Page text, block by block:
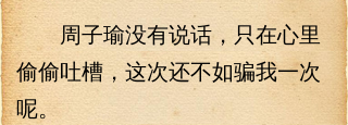
周子瑜没有说话，只在心里
偷偷吐槽，这次还不如骗我一次
呢。